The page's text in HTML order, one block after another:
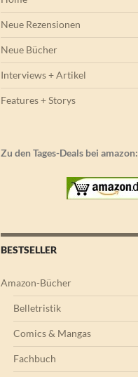
Neue Rezensionen
Neue Bücher
Interviews + Artikel
Features + Storys
Zu den Tages-Deals bei amazon:
BESTSELLER
Amazon-Bücher
Belletristik
Comics & Mangas
Fachbuch